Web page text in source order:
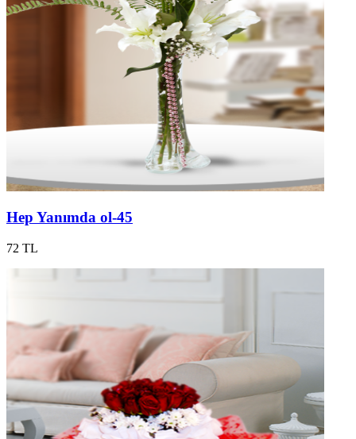
Hep Yanımda ol-45
72 TL